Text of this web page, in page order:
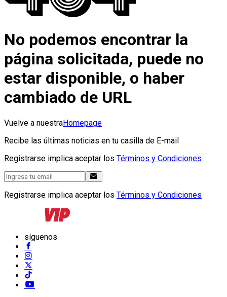
No podemos encontrar la
página solicitada, puede no
estar disponible, o haber
cambiado de URL
Vuelve a nuestraHomepage
Recibe las últimas noticias en tu casilla de E-mail
Registrarse implica aceptar los Términos y Condiciones
Registrarse implica aceptar los Términos y Condiciones
síguenos